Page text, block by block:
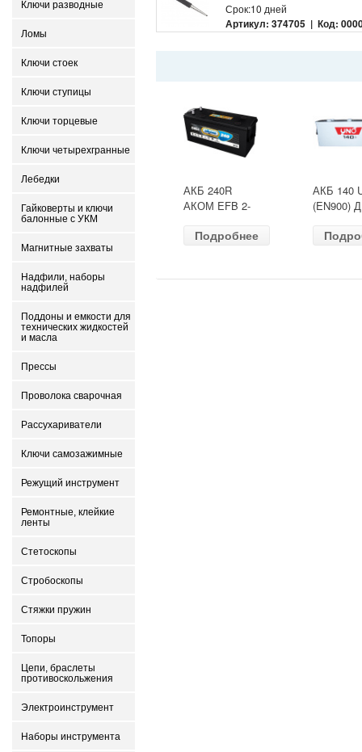
Ключи разводные
Ломы
Ключи стоек
Ключи ступицы
Ключи торцевые
Ключи четырехгранные
Лебедки
Гайковерты и ключи
балонные с УКМ
Магнитные захваты
Надфили, наборы
надфилей
Поддоны и емкости для
технических жидкостей
и масла
Прессы
Проволока сварочная
Рассухариватели
Ключи самозажимные
Режущий инструмент
Ремонтные, клейкие
ленты
Стетоскопы
Стробоскопы
Стяжки пружин
Топоры
Цепи, браслеты
противоскольжения
Электроинструмент
Наборы инструмента
Срок:10 дней
Артикул: 374705 | Код:
АКБ 240R
АКОМ EFB 2-
(EN1500) ДШВ
Подробнее
АКБ 140
(EN900)
залит